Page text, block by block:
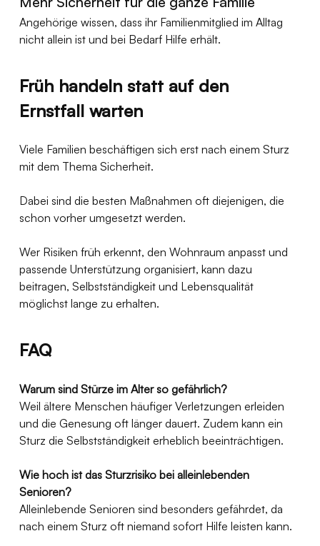
Angehörige wissen, dass ihr Familienmitglied im Alltag
nicht allein ist und bei Bedarf Hilfe erhält.
Früh handeln statt auf den
Ernstfall warten
Viele Familien beschäftigen sich erst nach einem Sturz
mit dem Thema Sicherheit.
Dabei sind die besten Maßnahmen oft diejenigen, die
schon vorher umgesetzt werden.
Wer Risiken früh erkennt, den Wohnraum anpasst und
passende Unterstützung organisiert, kann dazu
beitragen, Selbstständigkeit und Lebensqualität
möglichst lange zu erhalten.
FAQ
Warum sind Stürze im Alter so gefährlich?
Weil ältere Menschen häufiger Verletzungen erleiden
und die Genesung oft länger dauert. Zudem kann ein
Sturz die Selbstständigkeit erheblich beeinträchtigen.
Wie hoch ist das Sturzrisiko bei alleinlebenden
Senioren?
Alleinlebende Senioren sind besonders gefährdet, da
nach einem Sturz oft niemand sofort Hilfe leisten kann.